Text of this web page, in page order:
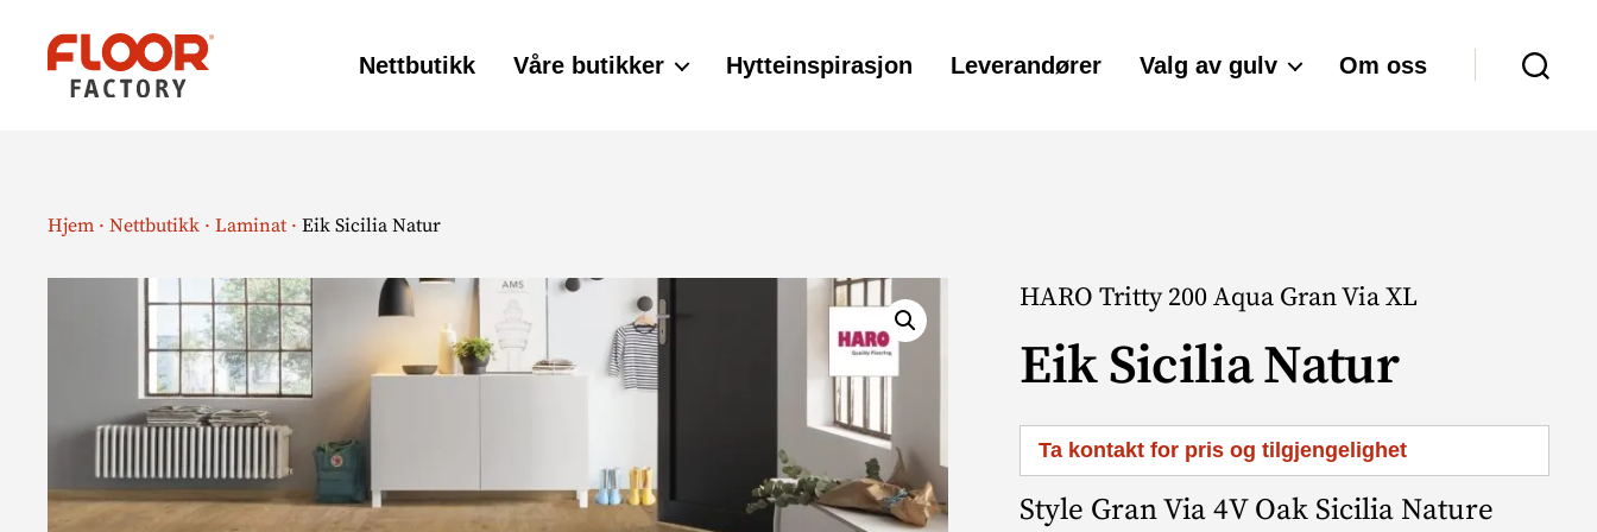
Nettbutikk Våre butikker Hytteinspirasjon Leverandører Valg av gulv Om oss
Hjem · Nettbutikk · Laminat · Eik Sicilia Natur
HARO Tritty 200 Aqua Gran Via XL
Eik Sicilia Natur
Ta kontakt for pris og tilgjengelighet
Style Gran Via 4V Oak Sicilia Nature